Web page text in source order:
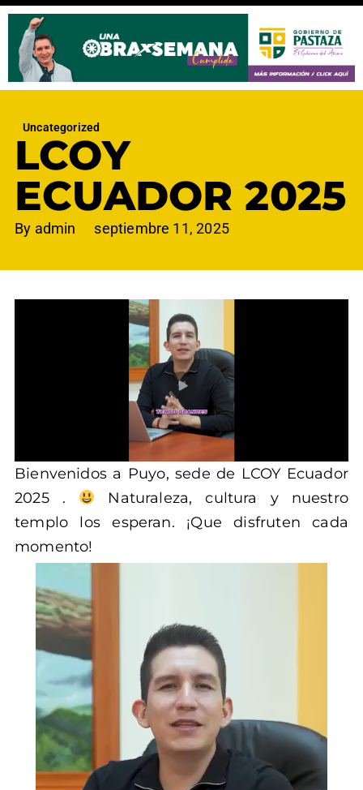
Uncategorized
LCOY
ECUADOR 2025
By admin septiembre 11, 2025
Bienvenidos a Puyo, sede de LCOY Ecuador
2025 .
Naturaleza, cultura y nuestro
templo los esperan. ¡Que disfruten cada
momento!